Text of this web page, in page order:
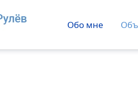
Обо мне